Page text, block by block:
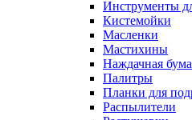
Инструменты
Кистемойки
Масленки
Мастихины
Наждачная
Палитры
Планки для
Распылители